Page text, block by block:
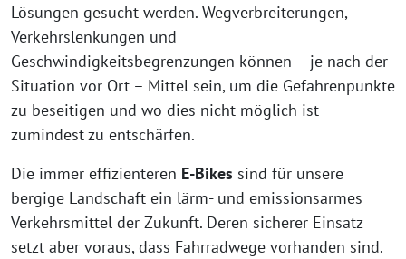
Lösungen gesucht werden. Wegverbreiterungen,
Verkehrslenkungen und
Geschwindigkeitsbegrenzungen können – je nach der
Situation vor Ort – Mittel sein, um die Gefahrenpunkte
zu beseitigen und wo dies nicht möglich ist
zumindest zu entschärfen.
Die immer effizienteren E-Bikes sind für unsere
bergige Landschaft ein lärm- und emissionsarmes
Verkehrsmittel der Zukunft. Deren sicherer Einsatz
setzt aber voraus, dass Fahrradwege vorhanden sind.